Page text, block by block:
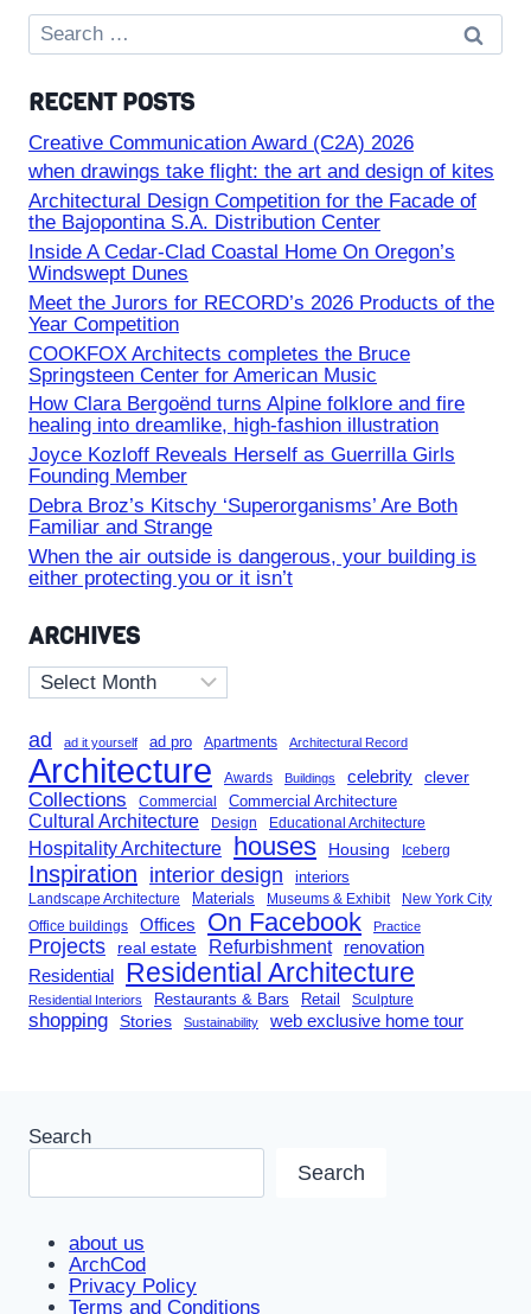
Search
for:
RECENT POSTS
Creative Communication Award (C2A) 2026
when drawings take flight: the art and design of kites
Architectural Design Competition for the Facade of
the Bajopontina S.A. Distribution Center
Inside A Cedar-Clad Coastal Home On Oregon’s
Windswept Dunes
Meet the Jurors for RECORD’s 2026 Products of the
Year Competition
COOKFOX Architects completes the Bruce
Springsteen Center for American Music
How Clara Bergoënd turns Alpine folklore and fire
healing into dreamlike, high-fashion illustration
Joyce Kozloff Reveals Herself as Guerrilla Girls
Founding Member
Debra Broz’s Kitschy ‘Superorganisms’ Are Both
Familiar and Strange
When the air outside is dangerous, your building is
either protecting you or it isn’t
ARCHIVES
Archives
ad ad it yourself ad pro Apartments Architectural Record
Architecture Awards Buildings celebrity clever
Collections Commercial Commercial Architecture
Cultural Architecture Design Educational Architecture
Hospitality Architecture houses Housing Iceberg
Inspiration interior design interiors
Landscape Architecture Materials Museums & Exhibit New York City
Office buildings Offices On Facebook Practice
Projects real estate Refurbishment renovation
Residential Residential Architecture
Residential Interiors Restaurants & Bars Retail Sculpture
shopping Stories Sustainability web exclusive home tour
Search
Search
about us
ArchCod
Privacy Policy
Terms and Conditions